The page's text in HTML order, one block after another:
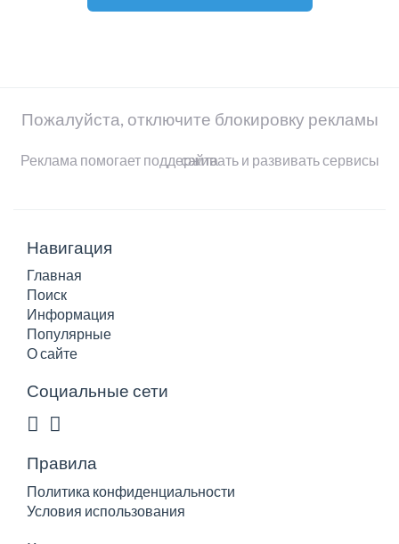
Пожалуйста, отключите блокировку рекламы
Реклама помогает поддерживать и развивать сервисы сайта
Навигация
Главная
Поиск
Информация
Популярные
О сайте
Социальные сети
Правила
Политика конфиденциальности
Условия использования